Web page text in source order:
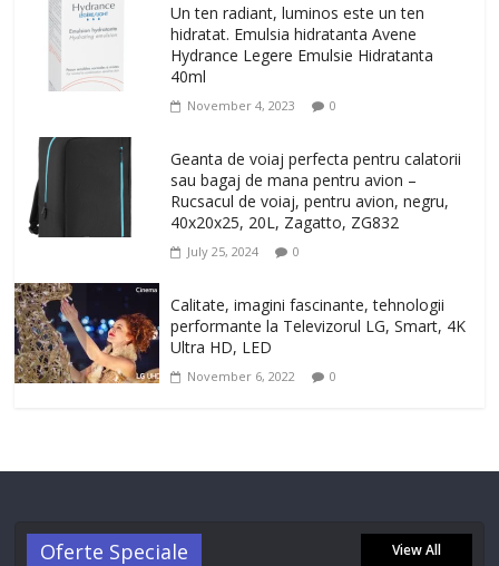
Un ten radiant, luminos este un ten
hidratat. Emulsia hidratanta Avene
Hydrance Legere Emulsie Hidratanta
40ml
November 4, 2023 0
Geanta de voiaj perfecta pentru calatorii
sau bagaj de mana pentru avion –
Rucsacul de voiaj, pentru avion, negru,
40x20x25, 20L, Zagatto, ZG832
July 25, 2024 0
Calitate, imagini fascinante, tehnologii
performante la Televizorul LG, Smart, 4K
Ultra HD, LED
November 6, 2022 0
Oferte Speciale View All